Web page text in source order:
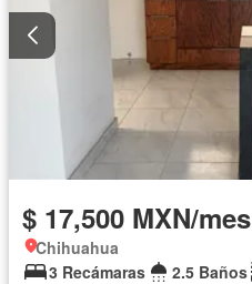
$ 17,500 MXN/mes
Chihuahua
3 Recámaras
2.5 Baños